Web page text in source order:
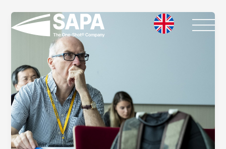
contenuto